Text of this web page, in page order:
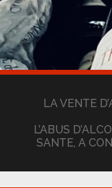
LA VENTE
L’ABUS
SANTE, A